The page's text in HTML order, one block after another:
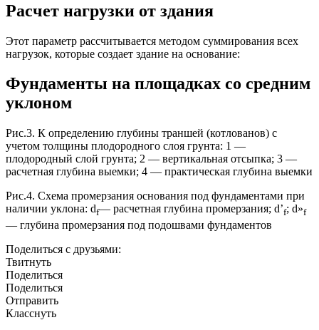
Расчет нагрузки от здания
Этот параметр рассчитывается методом суммирования всех
нагрузок, которые создает здание на основание:
Фундаменты на площадках со средним
уклоном
Рис.3. К определению глубины траншей (котлованов) с
учетом толщины плодородного слоя грунта: 1 —
плодородный слой грунта; 2 — вертикальная отсыпка; 3 —
расчетная глубина выемки; 4 — практическая глубина выемки
Рис.4. Схема промерзания основания под фундаментами при
наличии уклона: df— расчетная глубина промерзания; d’f; d»f
— глубина промерзания под подошвами фундаментов
Поделиться с друзьями:
Твитнуть
Поделиться
Поделиться
Отправить
Класснуть